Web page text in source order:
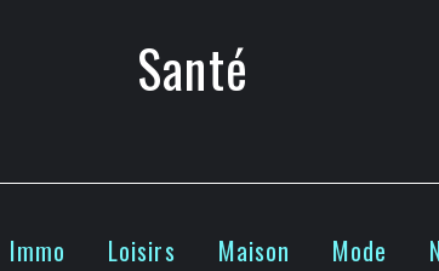
Santé
Immo Loisirs Maison Mode